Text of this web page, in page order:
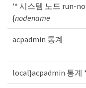
'* 시스템 노드 run-
{nodename
acpadmin 통계
local}acpadmin 통계